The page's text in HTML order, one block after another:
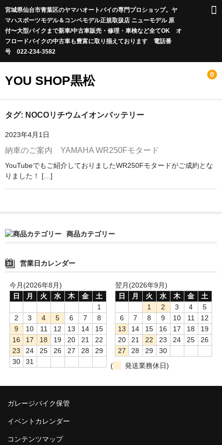
宮城県仙台市青葉区のヤマハオートバイの専門プロショップ。ヤ
マハスポーツモデル＆コンペモデル正規取扱店 ニューモデル 原
付〜大型バイクまで新車/中古車販売・修理・車検など全てOK オ
フロードバイクの中古車も豊富に取り揃えております 電話番
号 022-234-3582
YOU SHOP黒松 0
Infomation
休業日のお知らせ
店長blog
新車情報
国内向けATV（四輪バギー）「GRIZZLY 110」
輸入車「RIEJU」リエフ
ASIAN輸入車
教習車両の製作
PAS【電動自転車】
YPJシリーズ
中古車情報
修理・車検
部品・用品
ETC ETC2.0
タグ: NOCOリチウムイオンバッテリー
2023年4月1日
納車のご案内 YAMAHA WR250Fモタード
YouTubeでもご紹介しておりましたWR250Fモタードがご成約とな
りました！ […]
商品カテゴリー
営業日カレンダー
今月(2026年8月)
日
月 火 水 木 金
土
1
2
3 4 5 6 7
8
9
10 11 12 13 14
15
16
17 18 19 20 21
22
23
24 25 26 27 28
29
30
31
翌月(2026年9月)
日
月 火 水 木 金
土
1
2 3 4
5
6
7 8 9 10 11
12
13
14 15 16 17 18
19
20
21 22 23 24 25
26
27
28 29
30
(
発送業務休日)
ガレージバイク保管
イベントカレンダー
コンテンツマップ